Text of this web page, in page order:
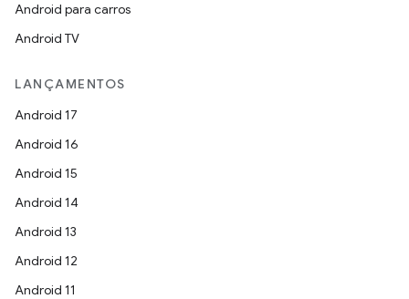
Android para carros
Android TV
LANÇAMENTOS
Android 17
Android 16
Android 15
Android 14
Android 13
Android 12
Android 11